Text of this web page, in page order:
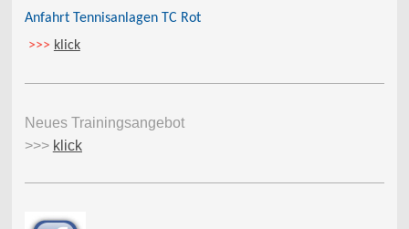
Anfahrt Tennisanlagen TC Rot
>>> klick
Neues Trainingsangebot
>>> klick